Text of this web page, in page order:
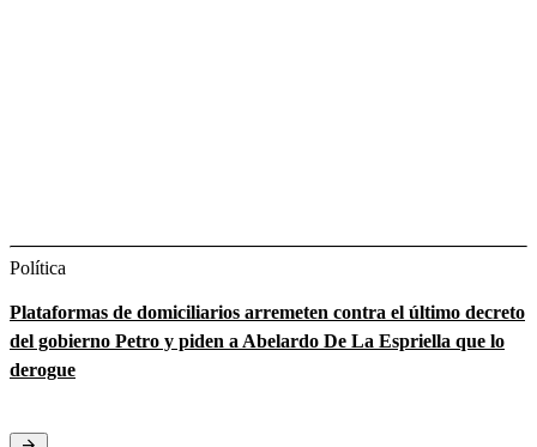
Política
Plataformas de domiciliarios arremeten contra el último decreto
del gobierno Petro y piden a Abelardo De La Espriella que lo
derogue